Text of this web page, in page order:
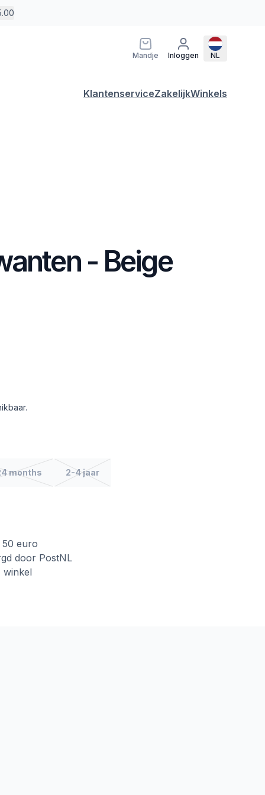
Mandje Inloggen NL
KlantenserviceZakelijkWinkels
- Beige
months 2-4 jaar
50 euro
door PostNL
winkel